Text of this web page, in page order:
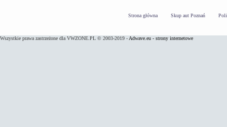
Strona główna Skup aut Poznań
Wszystkie prawa zastrzeżone dla VWZONE.PL © 2003-2019 - Adwave.eu - strony internetowe